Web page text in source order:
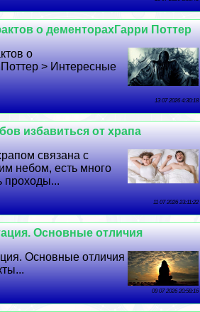
о дементорахГарри Поттер
о
> Интересные
13 07 2026 4:30:18
избавиться от храпа
связана с
небом, есть много
проходы...
11 07 2026 23:11:22
Основные отличия
Основные отличия
09 07 2026 20:58:16